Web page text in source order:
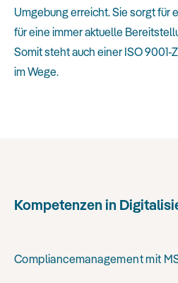
Umgebung erreicht. Sie sorgt für
für eine immer aktuelle
Somit steht auch einer ISO
im Wege.
Kompetenzen in
Compliancemanagement mit